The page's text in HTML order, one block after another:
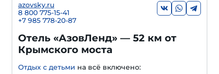
azovsky.ru
8 800 775-15-41
+7 985 778-20-87
Отель «АзовЛенд» — 52 км от
Крымского моста
Отдых с детьми на всё включено: